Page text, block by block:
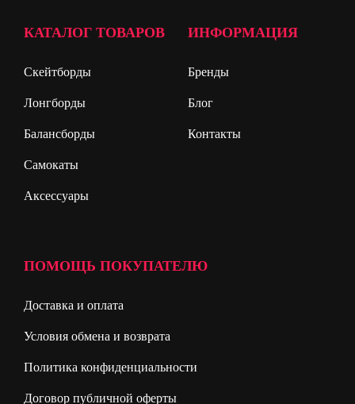
КАТАЛОГ ТОВАРОВ
Скейтборды
Лонгборды
Балансборды
Самокаты
Аксессуары
ИНФОРМАЦИЯ
Бренды
Блог
Контакты
ПОМОЩЬ ПОКУПАТЕЛЮ
Доставка и оплата
Условия обмена и возврата
Политика конфиденциальности
Договор публичной оферты